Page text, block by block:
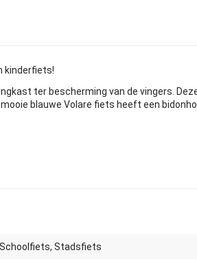
kinderfiets!
ter bescherming van de vingers.
blauwe Volare fiets heeft een
Stadsfiets